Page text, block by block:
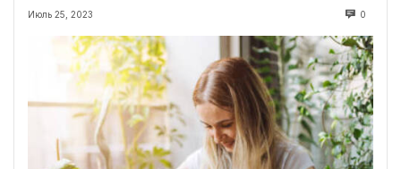
Июль 25, 2023 0